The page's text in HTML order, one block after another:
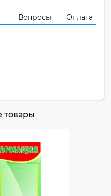
Вопросы Оплата
товары